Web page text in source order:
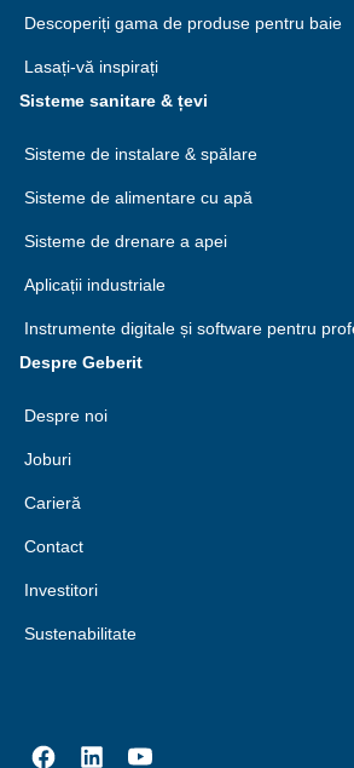
Descoperiți gama de produse pentru baie
Lasați-vă inspirați
Sisteme sanitare & țevi
Sisteme de instalare & spălare
Sisteme de alimentare cu apă
Sisteme de drenare a apei
Aplicații industriale
Instrumente digitale și software pentru
Despre Geberit
Despre noi
Joburi
Carieră
Contact
Investitori
Sustenabilitate